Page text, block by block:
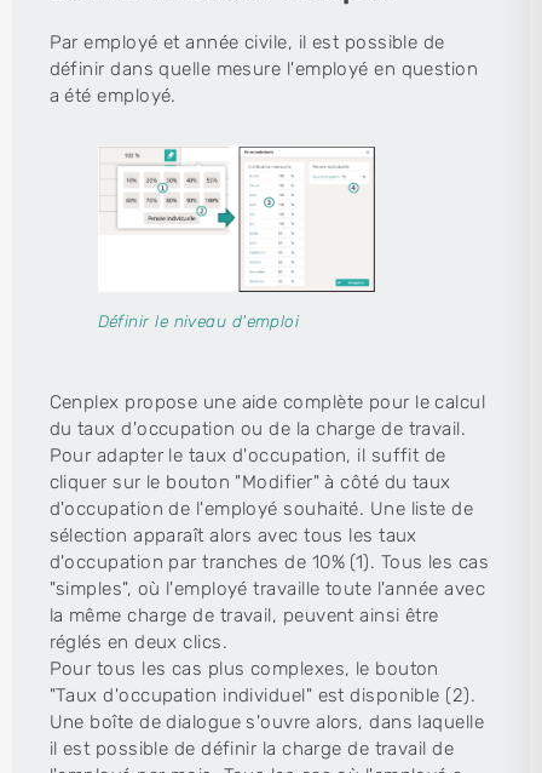
Par employé et année civile, il est possible de
définir dans quelle mesure l'employé en question
a été employé.
Définir le niveau d'emploi
Cenplex propose une aide complète pour le calcul
du taux d'occupation ou de la charge de travail.
Pour adapter le taux d'occupation, il suffit de
cliquer sur le bouton "Modifier" à côté du taux
d'occupation de l'employé souhaité. Une liste de
sélection apparaît alors avec tous les taux
d'occupation par tranches de 10% (1). Tous les cas
"simples", où l'employé travaille toute l'année avec
la même charge de travail, peuvent ainsi être
réglés en deux clics.
Pour tous les cas plus complexes, le bouton
"Taux d'occupation individuel" est disponible (2).
Une boîte de dialogue s'ouvre alors, dans laquelle
il est possible de définir la charge de travail de